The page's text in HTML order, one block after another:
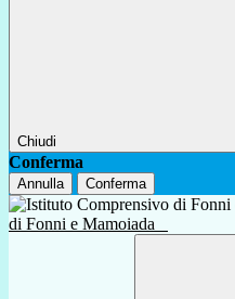
Chiudi
Conferma
Annulla Conferma
di Fonni e Mamoiada